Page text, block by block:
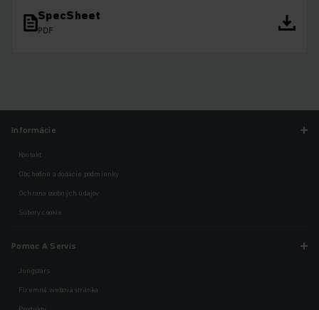
SpecSheet
PDF
Informácie
Kontakt
Obchodné a dodacie podmienky
Ochrana osobných údajov
Súbory cookie
Pomoc A Servis
Jungstars
Firemná webová stránka